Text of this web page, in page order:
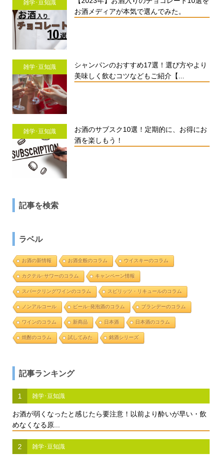
雑学･豆知識
お酒メディアが本気で選んでみた。
雑学･豆知識
シャンパンのおすすめ17選！選び方やより
美味しく飲むコツなどもご紹介【...
雑学･豆知識
お酒のサブスク10選！定期的に、お得にお
酒を楽しもう！
記事を検索
ラベル
お酒の新情報 お酒全般のコラム ウイスキーのコラム
カクテル･サワーのコラム キャンペーン情報
スパークリングワインのコラム スピリッツ・リキュールのコラム
ノンアルコール ビール･発泡酒のコラム ブランデーのコラム
ワインのコラム 新商品 日本酒 日本酒のコラム
焼酎のコラム 試してみた 銘酒シリーズ
記事ランキング
1 雑学･豆知識
お酒が弱くなったと感じたら要注意！以前より酔いが早い・飲
めなくなる原...
2 雑学･豆知識